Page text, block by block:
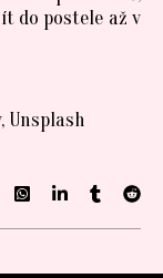
do postele až v
Unsplash